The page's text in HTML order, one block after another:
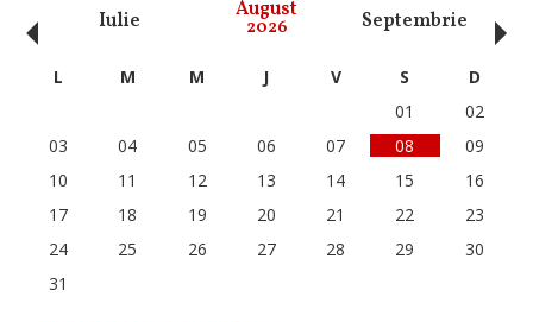
Iulie August
2026 Septembrie
‹ L M M J V S
D
01
02
03
04 05 06 07 08
09
10
11 12 13 14 15
16
17
18 19 20 21 22
23
24
25 26 27 28 29
30
31